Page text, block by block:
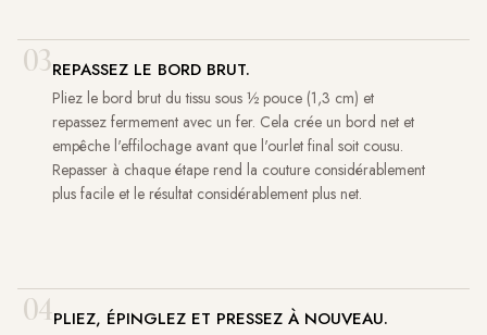
03REPASSEZ LE BORD BRUT.
Pliez le bord brut du tissu sous ½ pouce (1,3 cm) et
repassez fermement avec un fer. Cela crée un bord net et
empêche l'effilochage avant que l'ourlet final soit cousu.
Repasser à chaque étape rend la couture considérablement
plus facile et le résultat considérablement plus net.
04PLIEZ, ÉPINGLEZ ET PRESSEZ À NOUVEAU.